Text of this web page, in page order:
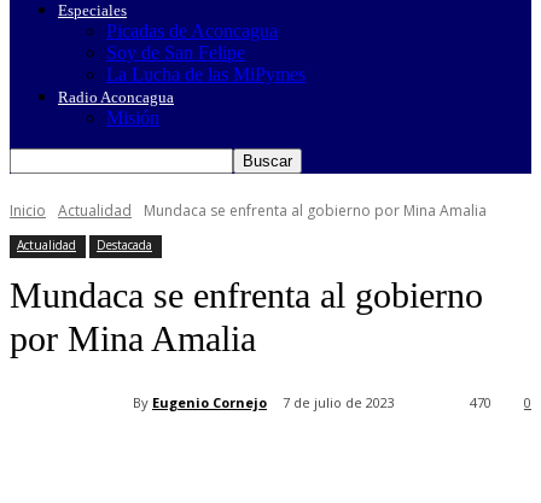
Especiales
Picadas de Aconcagua
Soy de San Felipe
La Lucha de las MiPymes
Radio Aconcagua
Misión
Inicio Actualidad Mundaca se enfrenta al gobierno por Mina Amalia
Actualidad Destacada
Mundaca se enfrenta al gobierno
por Mina Amalia
By Eugenio Cornejo 7 de julio de 2023 0
470